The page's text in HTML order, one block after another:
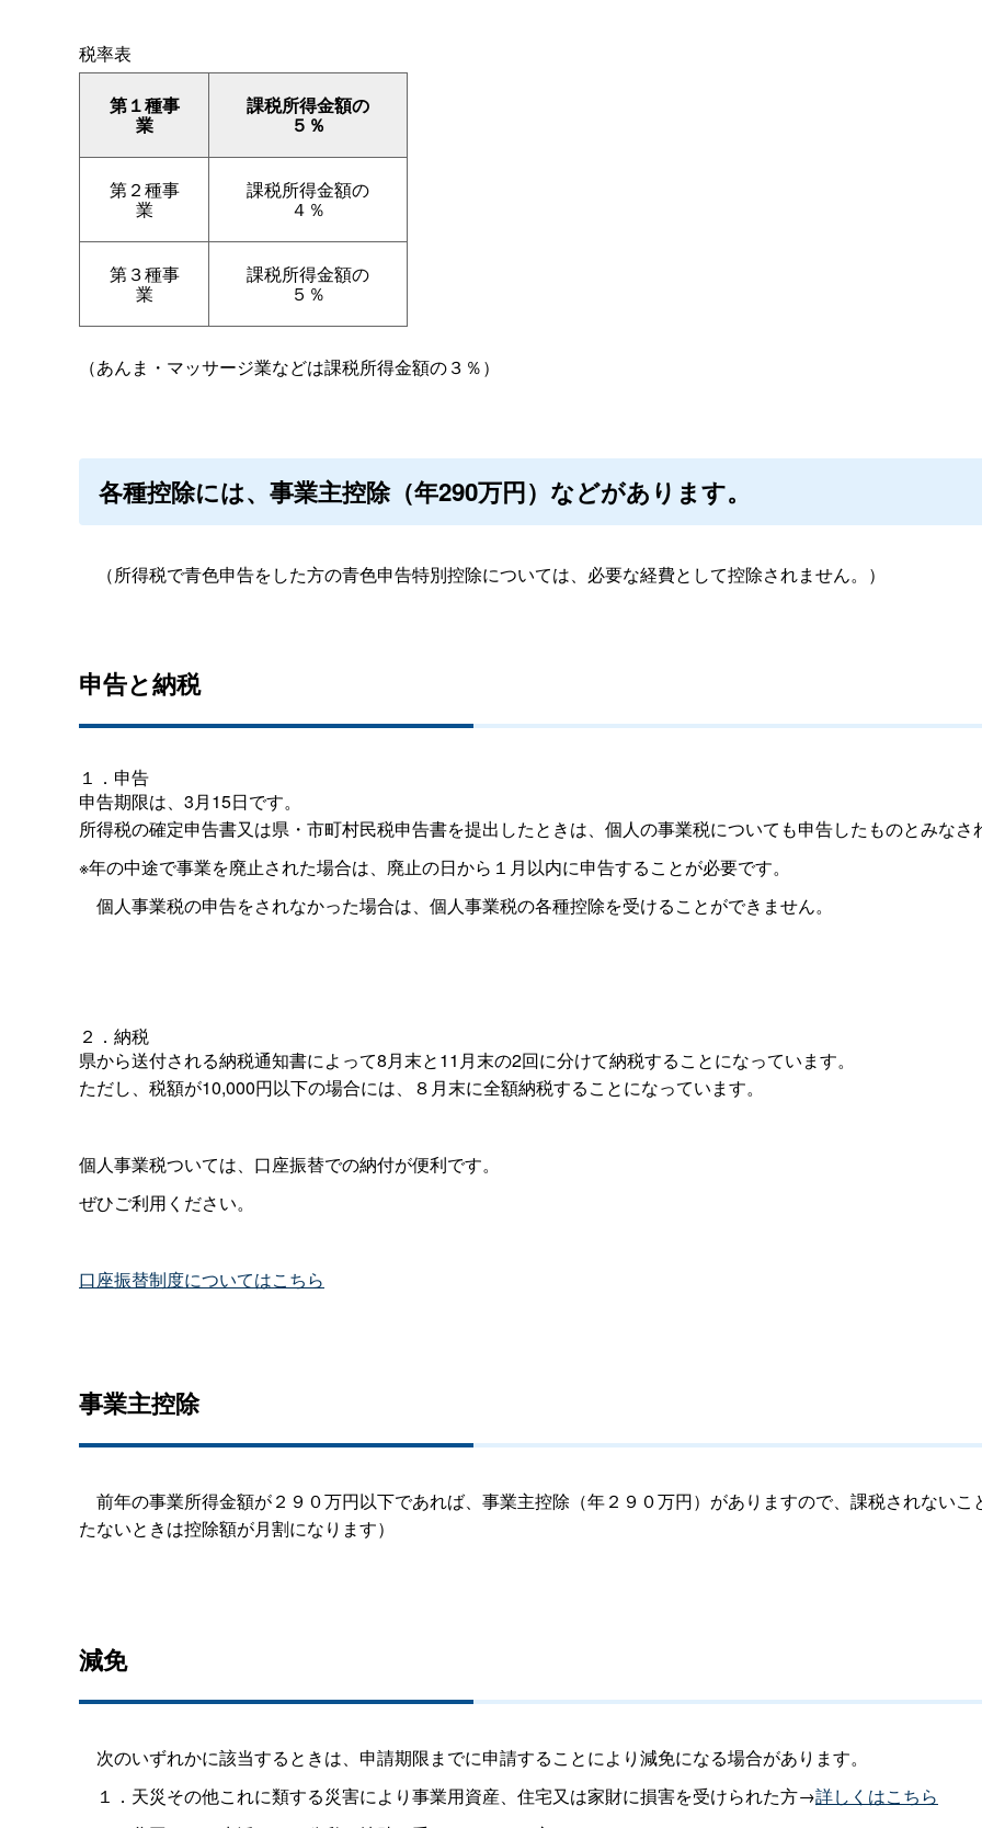
税率表
第１種事
業
課税所得金額の
５％
第２種事
業
課税所得金額の
４％
第３種事
業
課税所得金額の
５％
（あんま・マッサージ業などは課税所得金額の３％）
各種控除には、事業主控除（年290万円）などがあります。
（所得税で青色申告をした方の青色申告特別控除については、必要な経費として控除されません。）
申告と納税
１．申告
申告期限は、3月15日です。
所得税の確定申告書又は県・市町村民税申告書を提出したときは、個人の事業税についても申告したものとみなさ
※年の中途で事業を廃止された場合は、廃止の日から１月以内に申告することが必要です。
個人事業税の申告をされなかった場合は、個人事業税の各種控除を受けることができません。
２．納税
県から送付される納税通知書によって8月末と11月末の2回に分けて納税することになっています。
ただし、税額が10,000円以下の場合には、８月末に全額納税することになっています。
個人事業税ついては、口座振替での納付が便利です。
ぜひご利用ください。
口座振替制度についてはこちら
事業主控除
前年の事業所得金額が２９０万円以下であれば、事業主控除（年２９０万円）がありますので、課税されない
たないときは控除額が月割になります）
減免
次のいずれかに該当するときは、申請期限までに申請することにより減免になる場合があります。
１．天災その他これに類する災害により事業用資産、住宅又は家財に損害を受けられた方→詳しくはこちら